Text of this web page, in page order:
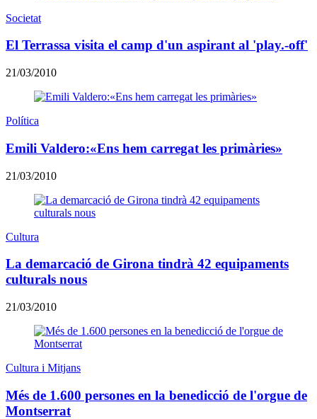
Societat
El Terrassa visita el camp d'un aspirant al 'play.-off'
21/03/2010
Política
Emili Valdero:«Ens hem carregat les primàries»
21/03/2010
Cultura
La demarcació de Girona tindrà 42 equipaments
culturals nous
21/03/2010
Cultura i Mitjans
Més de 1.600 persones en la benedicció de l'orgue de
Montserrat